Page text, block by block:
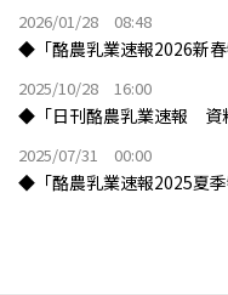
2026/01/28 08:48
◆「酪農乳業速報2026新
2025/10/28 16:00
◆「日刊酪農乳業速報 資
2025/07/31 00:00
◆「酪農乳業速報2025夏